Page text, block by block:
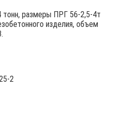
тонн, размеры ПРГ 56-2,5-4т
изделия, объем
2